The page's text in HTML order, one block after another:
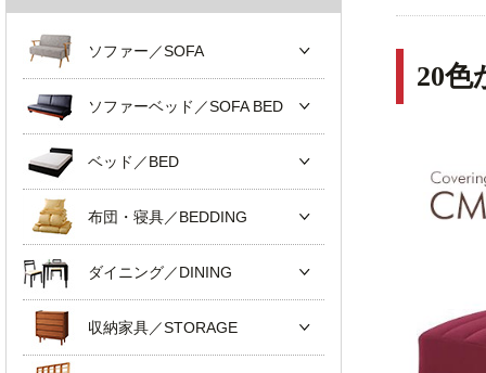
20色
ソファー／SOFA
ソファーベッド／SOFA BED
ベッド／BED
布団・寝具／BEDDING
ダイニング／DINING
収納家具／STORAGE